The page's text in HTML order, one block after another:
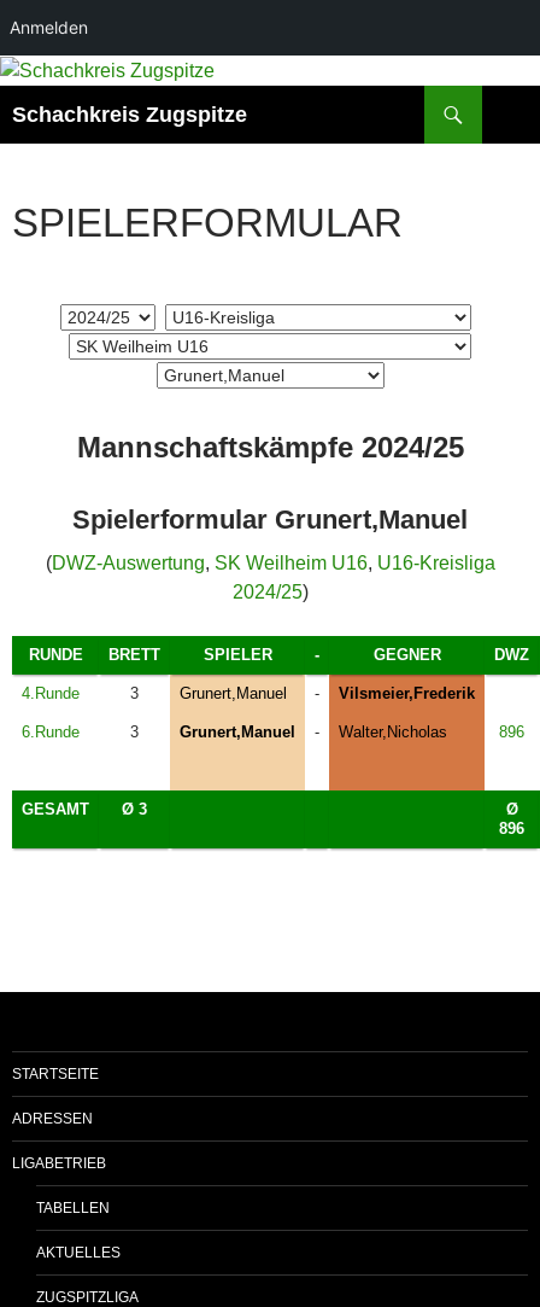
Anmelden
Zum
springen
Schachkreis Zugspitze
SPIELERFORMULAR
Mannschaftskämpfe 2024/25
Spielerformular Grunert,Manuel
(DWZ-Auswertung, SK Weilheim U16, U16-Kreisliga
2024/25)
RUNDE BRETT SPIELER - GEGNER DWZ
4.Runde 3 Grunert,Manuel - Vilsmeier,Frederik
6.Runde 3 Grunert,Manuel - Walter,Nicholas 896
GESAMT Ø 3
Ø
896
STARTSEITE
ADRESSEN
LIGABETRIEB
TABELLEN
AKTUELLES
ZUGSPITZLIGA